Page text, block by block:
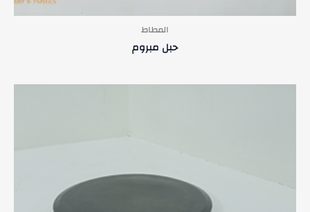
المطاط
حبل مبروم